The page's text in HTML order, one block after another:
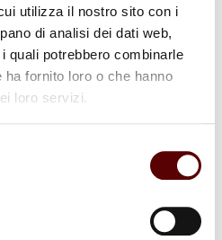
utilizza il nostro sito con i
di analisi dei dati web,
quali potrebbero combinarle
fornito loro o che hanno
loro servizi.